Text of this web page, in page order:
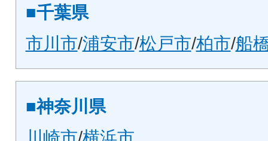
■千葉県
市川市/浦安市/松戸市/柏市/船
■神奈川県
川崎市/横浜市